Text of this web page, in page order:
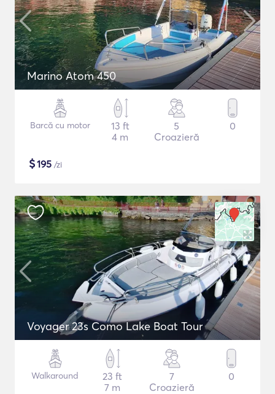
Marino Atom 450
Barcă cu motor
13 ft
4 m
5
Croazieră
0
$195 /zi
Voyager 23s Como Lake Boat Tour
Walkaround
23 ft
7 m
7
Croazieră
0